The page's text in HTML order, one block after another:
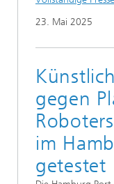
23. Mai 2025
gegen
im
getestet